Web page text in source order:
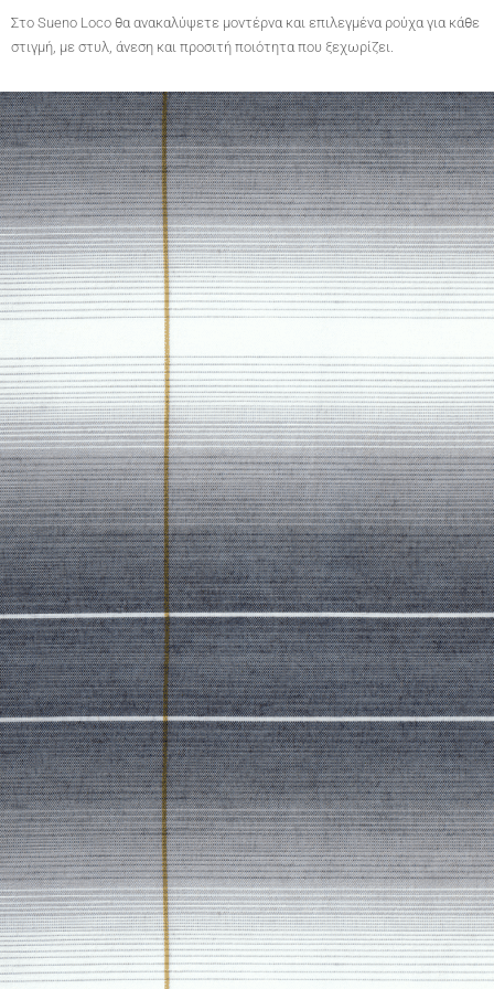
Στο Sueno Loco θα ανακαλύψετε μοντέρνα και επιλεγμένα ρούχα για κάθε
στιγμή, με στυλ, άνεση και προσιτή ποιότητα που ξεχωρίζει.